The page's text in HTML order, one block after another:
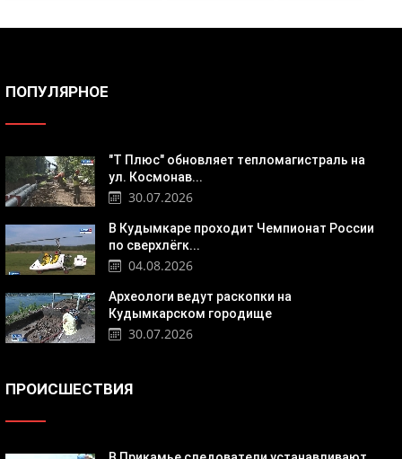
ПОПУЛЯРНОЕ
"Т Плюс" обновляет тепломагистраль на
ул. Космонав...
30.07.2026
В Кудымкаре проходит Чемпионат России
по сверхлёгк...
04.08.2026
Археологи ведут раскопки на
Кудымкарском городище
30.07.2026
ПРОИСШЕСТВИЯ